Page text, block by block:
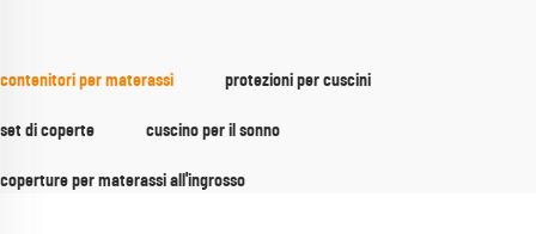
contenitori per materassi protezioni per cuscini
set di coperte cuscino per il sonno
coperture per materassi all'ingrosso